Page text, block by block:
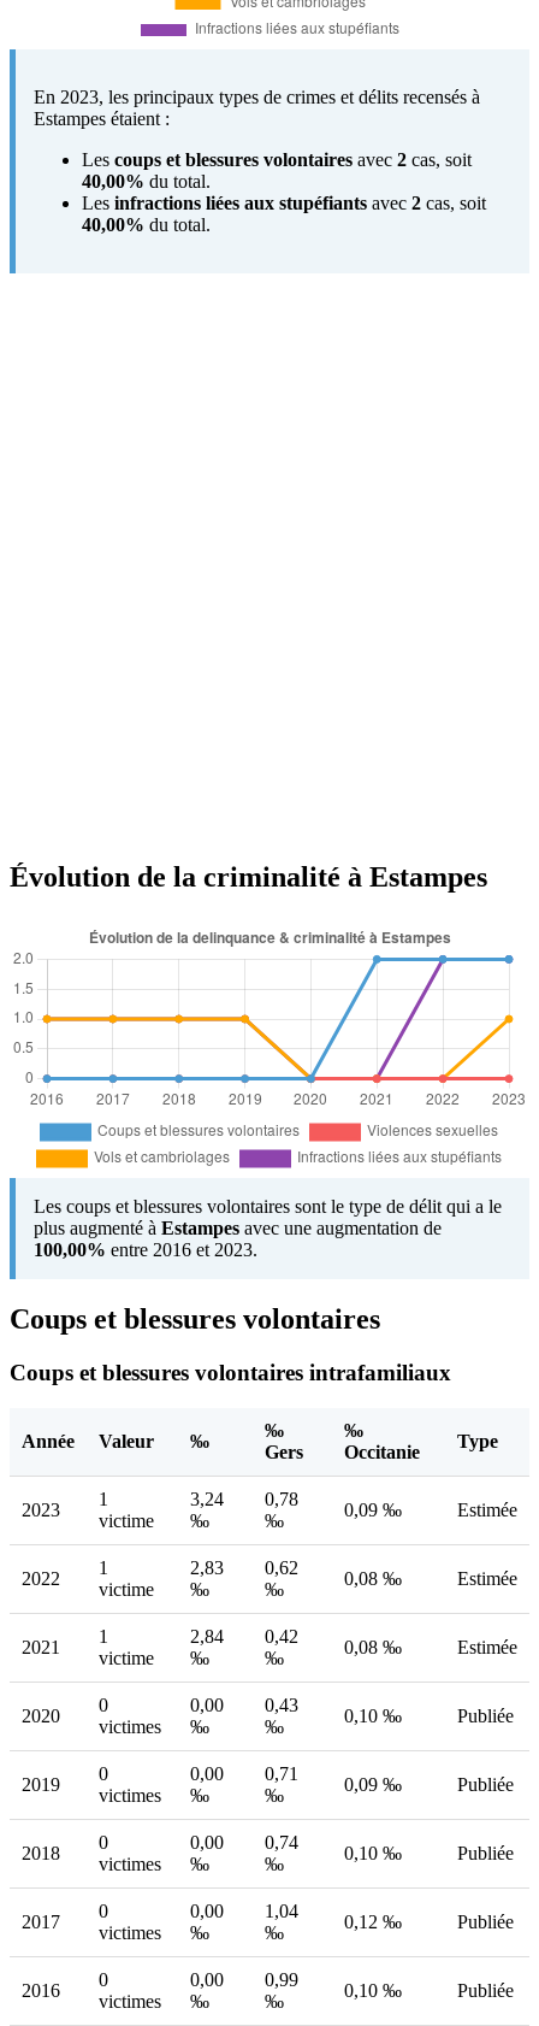
En 2023, les principaux types de crimes et délits recensés à
Estampes étaient :
Les coups et blessures volontaires avec 2 cas, soit
40,00% du total.
Les infractions liées aux stupéfiants avec 2 cas, soit
40,00% du total.
Évolution de la criminalité à Estampes
Les coups et blessures volontaires sont le type de délit qui a le
plus augmenté à Estampes avec une augmentation de
100,00% entre 2016 et 2023.
Coups et blessures volontaires
Coups et blessures volontaires intrafamiliaux
Année Valeur ‰
‰
Gers
‰
Occitanie
Type
2023
1
victime
3,24
‰
0,78
‰
0,09 ‰ Estimée
2022
1
victime
2,83
‰
0,62
‰
0,08 ‰ Estimée
2021
1
victime
2,84
‰
0,42
‰
0,08 ‰ Estimée
2020
0
victimes
0,00
‰
0,43
‰
0,10 ‰ Publiée
2019
0
victimes
0,00
‰
0,71
‰
0,09 ‰ Publiée
2018
0
victimes
0,00
‰
0,74
‰
0,10 ‰ Publiée
2017
0
victimes
0,00
‰
1,04
‰
0,12 ‰ Publiée
2016
0
victimes
0,00
‰
0,99
‰
0,10 ‰ Publiée